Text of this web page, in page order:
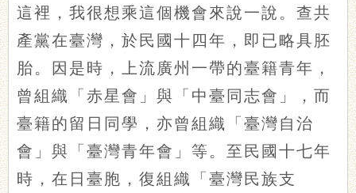
這裡，我很想乘這個機會來說一說。查共
產黨在臺灣，於民國十四年，即已略具胚
胎。因是時，上流廣州一帶的臺籍青年，
曾組織「赤星會」與「中臺同志會」，而
臺籍的留日同學，亦曾組織「臺灣自治
會」與「臺灣青年會」等。至民國十七年
時，在日臺胞，復組織「臺灣民族支